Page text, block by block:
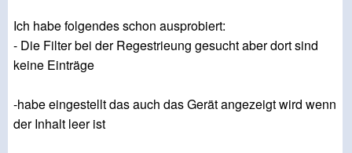
Ich habe folgendes schon ausprobiert:
- Die Filter bei der Regestrieung gesucht aber dort sind
keine Einträge
-habe eingestellt das auch das Gerät angezeigt wird wenn
der Inhalt leer ist